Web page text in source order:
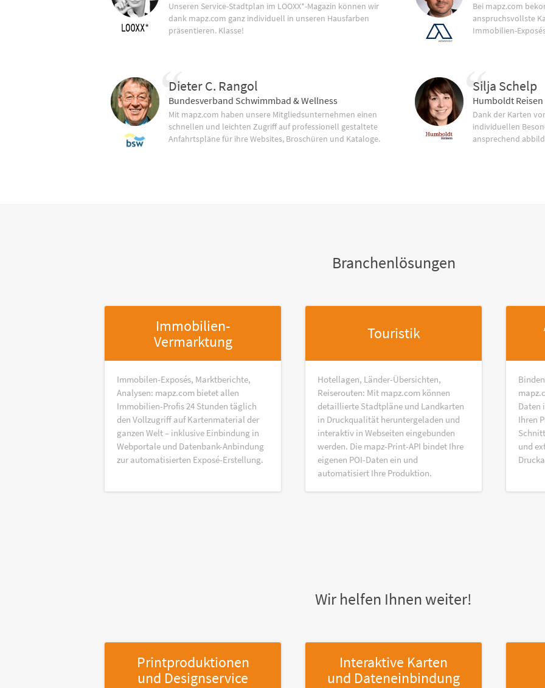
Unseren Service-Stadtplan im LOOXX*-Magazin können wir
dank mapz.com ganz individuell in unseren Hausfarben
präsentieren. Klasse!
Dieter C. Rangol
Bundesverband Schwimmbad & Wellness
Mit mapz.com haben unsere Mitgliedsunternehmen einen
schnellen und leichten Zugriff auf professionell gestaltete
Anfahrtspläne für ihre Websites, Broschüren und Kataloge.
Bei mapz.com
anspruchsvollste
Immobilien-
Silja Schelp
Humboldt Reisen
Dank der Karten
individuellen
ansprechend
Branchenlösungen
Immobilien-
Vermarktung
Immobilen-Exposés, Marktberichte,
Analysen: mapz.com bietet allen
Immobilien-Profis 24 Stunden täglich
den Vollzugriff auf Kartenmaterial der
ganzen Welt – inklusive Einbindung in
Webportale und Datenbank-Anbindung
zur automatisierten Exposé-Erstellung.
Touristik
Hotellagen, Länder-Übersichten,
Reiserouten: Mit mapz.com können
detaillierte Stadtpläne und Landkarten
in Druckqualität heruntergeladen und
interaktiv in Webseiten eingebunden
werden. Die mapz-Print-API bindet Ihre
eigenen POI-Daten ein und
automatisiert Ihre Produktion.
Daten
Ihren
und
Wir helfen Ihnen weiter!
Printproduktionen
und Designservice
Interaktive Karten
und Dateneinbindung